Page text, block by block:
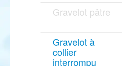
Gravelot pâtre
Gravelot à
collier
interrompu